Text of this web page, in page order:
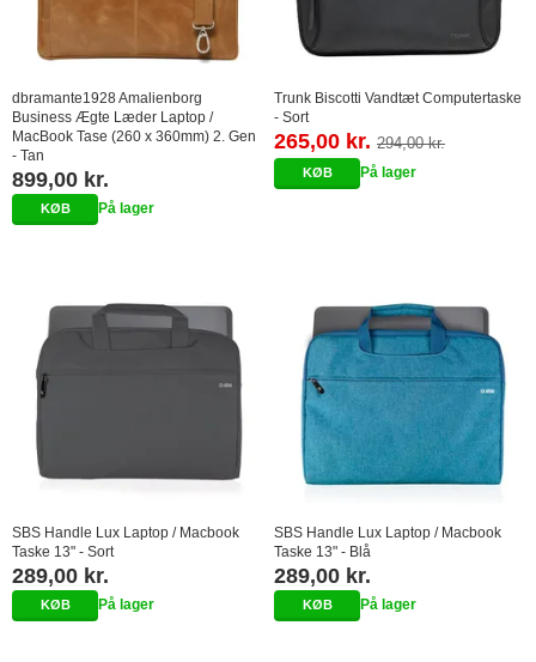
dbramante1928 Amalienborg
Business Ægte Læder Laptop /
MacBook Tase (260 x 360mm) 2. Gen
- Tan
899,00 kr.
På lager
Trunk Biscotti Vandtæt Computertaske
- Sort
265,00 kr. 294,00 kr.
På lager
SBS Handle Lux Laptop / Macbook
Taske 13" - Sort
289,00 kr.
På lager
SBS Handle Lux Laptop / Macbook
Taske 13" - Blå
289,00 kr.
På lager